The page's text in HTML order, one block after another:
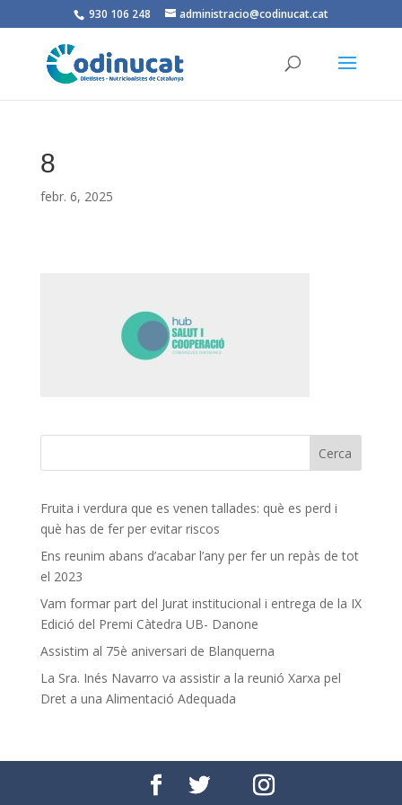
930 106 248 administracio@codinucat.cat
8
febr. 6, 2025
Fruita i verdura que es venen tallades: què es perd i
què has de fer per evitar riscos
Ens reunim abans d’acabar l’any per fer un repàs de tot
el 2023
Vam formar part del Jurat institucional i entrega de la IX
Edició del Premi Càtedra UB- Danone
Assistim al 75è aniversari de Blanquerna
La Sra. Inés Navarro va assistir a la reunió Xarxa pel
Dret a una Alimentació Adequada